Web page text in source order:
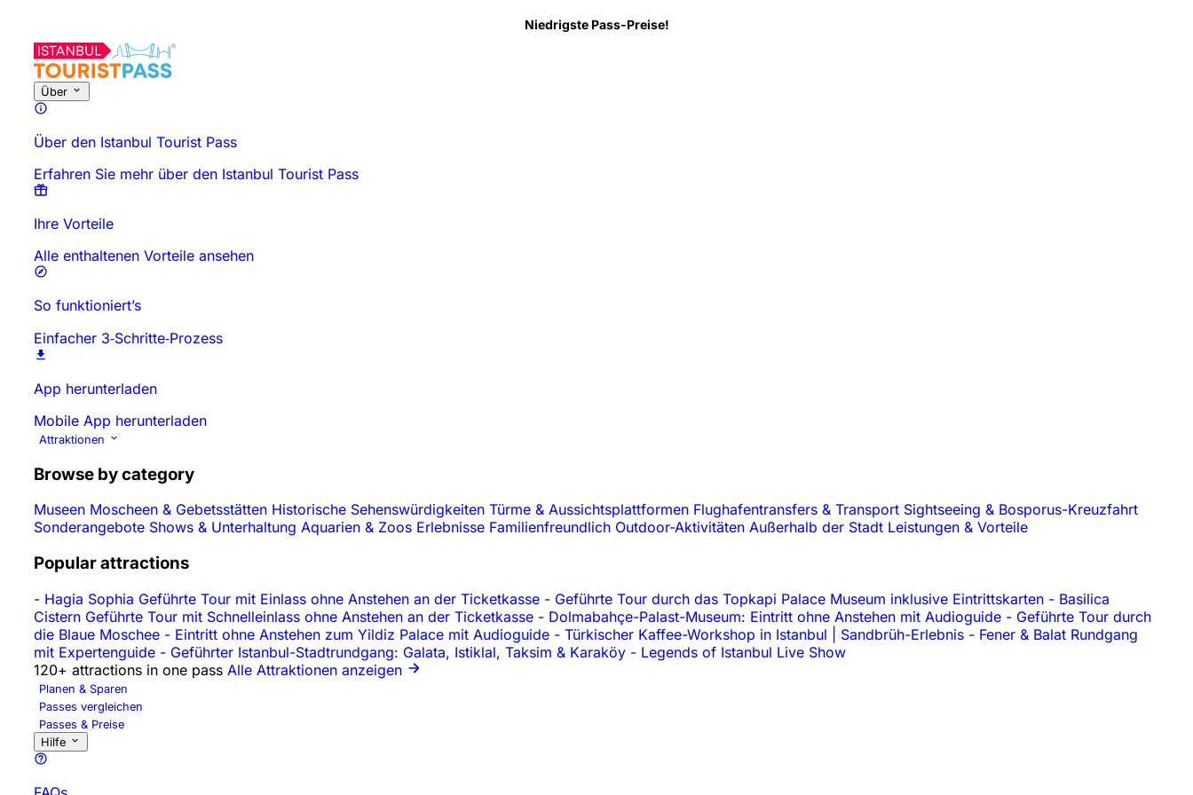
Niedrigste Pass-Preise!
Über
Über den Istanbul Tourist Pass
Erfahren Sie mehr über den Istanbul Tourist Pass
Ihre Vorteile
Alle enthaltenen Vorteile ansehen
So funktioniert’s
Einfacher 3‑Schritte‑Prozess
App herunterladen
Mobile App herunterladen
Attraktionen
Browse by category
Museen Moscheen & Gebetsstätten Historische Sehenswürdigkeiten Türme & Aussichtsplattformen Flughafentransfers & Transport Sightseeing & Bosporus-Kreuzfahrt
Sonderangebote Shows & Unterhaltung Aquarien & Zoos Erlebnisse Familienfreundlich Outdoor-Aktivitäten Außerhalb der Stadt Leistungen & Vorteile
Popular attractions
- Hagia Sophia Geführte Tour mit Einlass ohne Anstehen an der Ticketkasse - Geführte Tour durch das Topkapi Palace Museum inklusive Eintrittskarten - Basilica
Cistern Geführte Tour mit Schnelleinlass ohne Anstehen an der Ticketkasse - Dolmabahçe-Palast-Museum: Eintritt ohne Anstehen mit Audioguide - Geführte Tour durch
die Blaue Moschee - Eintritt ohne Anstehen zum Yildiz Palace mit Audioguide - Türkischer Kaffee-Workshop in Istanbul | Sandbrüh-Erlebnis - Fener & Balat Rundgang
mit Expertenguide - Geführter Istanbul-Stadtrundgang: Galata, Istiklal, Taksim & Karaköy - Legends of Istanbul Live Show
120+ attractions in one pass Alle Attraktionen anzeigen
Planen & Sparen
Passes vergleichen
Passes & Preise
Hilfe